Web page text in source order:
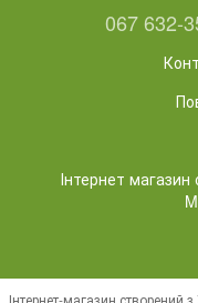
067 632-
Інтернет
Інтернет-магазин створений